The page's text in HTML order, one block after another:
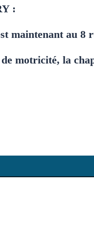
:
maintenant au
motricité, la